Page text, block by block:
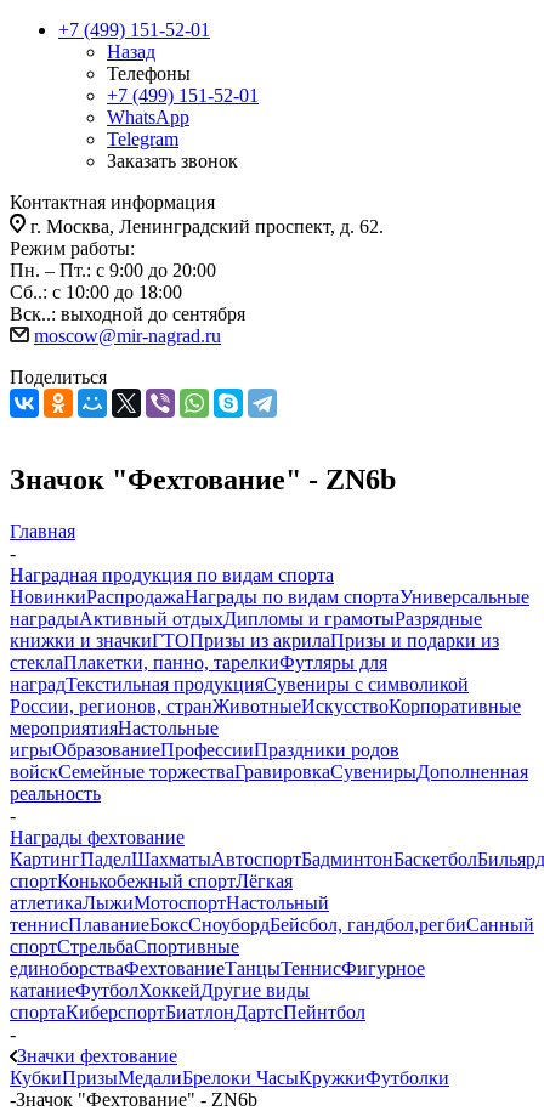
+7 (499) 151-52-01
Назад
Телефоны
+7 (499) 151-52-01
WhatsApp
Telegram
Заказать звонок
Контактная информация
г. Москва, Ленинградский проспект, д. 62.
Режим работы:
Пн. – Пт.: с 9:00 до 20:00
Сб..: с 10:00 до 18:00
Вск..: выходной до сентября
moscow@mir-nagrad.ru
Поделиться
Значок "Фехтование" - ZN6b
Главная
-
Наградная продукция по видам спорта
НовинкиРаспродажаНаграды по видам спортаУниверсальные
наградыАктивный отдыхДипломы и грамотыРазрядные
книжки и значкиГТОПризы из акрилаПризы и подарки из
стеклаПлакетки, панно, тарелкиФутляры для
наградТекстильная продукцияСувениры с символикой
России, регионов, странЖивотныеИскусствоКорпоративные
мероприятияНастольные
игрыОбразованиеПрофессииПраздники родов
войскСемейные торжестваГравировкаСувенирыДополненная
реальность
-
Награды фехтование
КартингПаделШахматыАвтоспортБадминтонБаскетболБильярд
спортКонькобежный спортЛёгкая
атлетикаЛыжиМотоспортНастольный
теннисПлаваниеБоксСноубордБейсбол, гандбол,регбиСанный
спортСтрельбаСпортивные
единоборстваФехтованиеТанцыТеннисФигурное
катаниеФутболХоккейДругие виды
спортаКиберспортБиатлонДартсПейнтбол
-
Значки фехтование
КубкиПризыМедалиБрелоки ЧасыКружкиФутболки
-Значок "Фехтование" - ZN6b